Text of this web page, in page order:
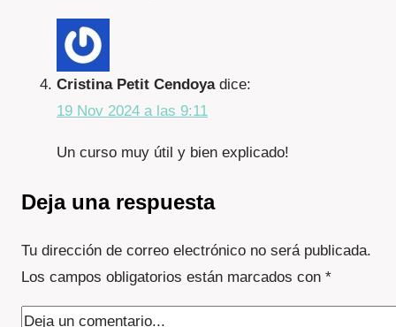
Cristina Petit Cendoya dice:
19 Nov 2024 a las 9:11
Un curso muy útil y bien explicado!
Deja una respuesta
Tu dirección de correo electrónico no será publicada.
Los campos obligatorios están marcados con *